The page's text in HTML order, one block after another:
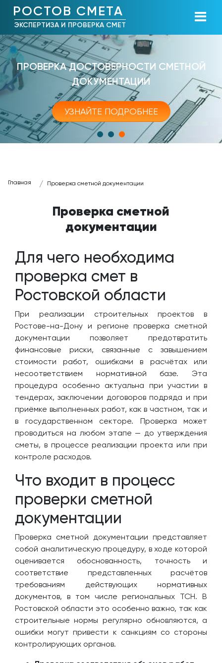
РОСТОВ СМЕТА
ЭКСПЕРТИЗА И ПРОВЕРКА СМЕТ
ПРОВЕРКА ДОСТОВЕРНОСТИ СМЕТНОЙ
ДОКУМЕНТАЦИИ
УЗНАЙТЕ ПОДРОБНЕЕ
Главная Проверка сметной документации
Проверка сметной
документации
Для чего необходима
проверка смет в
Ростовской области
При реализации строительных проектов в
Ростове-на-Дону и регионе проверка сметной
документации позволяет предотвратить
финансовые риски, связанные с завышением
стоимости работ, ошибками в расчётах или
несоответствием нормативной базе. Эта
процедура особенно актуальна при участии в
тендерах, заключении договоров подряда и при
приёмке выполненных работ, как в частном, так и
в государственном секторе. Проверка может
проводиться на любом этапе — до утверждения
сметы, в процессе реализации проекта или при
контроле расходов.
Что входит в процесс
проверки сметной
документации
Проверка сметной документации представляет
собой аналитическую процедуру, в ходе которой
оценивается обоснованность, точность и
соответствие представленных расчётов
требованиям действующих нормативных
документов, в том числе региональных ТСН. В
Ростовской области это особенно важно, так как
строительные нормы регулярно обновляются, а
ошибки могут привести к санкциям со стороны
контролирующих органов.